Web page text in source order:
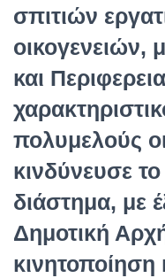
σπιτιών
οικογενειών,
και
πολυμελούς
κινδύνευσε
διάστημα, με
Δημοτική
κινητοποίηση